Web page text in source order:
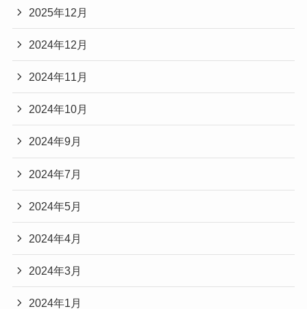
2025年12月
2024年12月
2024年11月
2024年10月
2024年9月
2024年7月
2024年5月
2024年4月
2024年3月
2024年1月